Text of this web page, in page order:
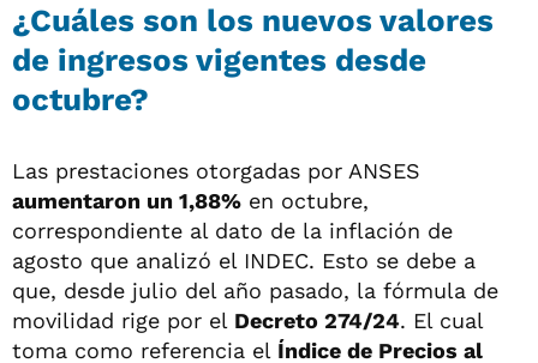
¿Cuáles son los nuevos valores
de ingresos vigentes desde
octubre?
Las prestaciones otorgadas por ANSES
aumentaron un 1,88% en octubre,
correspondiente al dato de la inflación de
agosto que analizó el INDEC. Esto se debe a
que, desde julio del año pasado, la fórmula de
movilidad rige por el Decreto 274/24. El cual
toma como referencia el Índice de Precios al